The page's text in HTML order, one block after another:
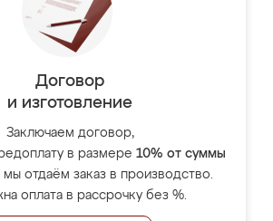
Договор
и изготовление
Заключаем договор,
в размере 10% от суммы
мы отдаём заказ в производство.
оплата в рассрочку без %.